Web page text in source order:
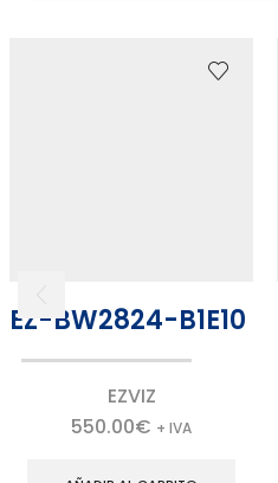
EZ-BW2824-B1E10
EZVIZ
550.00€ + IVA